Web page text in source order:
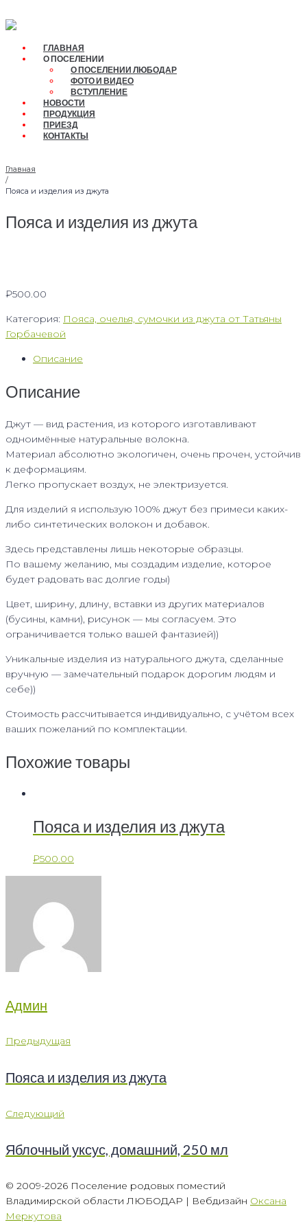
к
контентуГЛАВНАЯ
О ПОСЕЛЕНИИ
О ПОСЕЛЕНИИ ЛЮБОДАР
ФОТО И ВИДЕО
ВСТУПЛЕНИЕ
НОВОСТИ
ПРОДУКЦИЯ
ПРИЕЗД
КОНТАКТЫ
Главная
/
Пояса и изделия из джута
Пояса и изделия из джута
₽500.00
Категория: Пояса, очелья, сумочки из джута от Татьяны
Горбачевой
Описание
Описание
Джут — вид растения, из которого изготавливают
одноимённые натуральные волокна.
Материал абсолютно экологичен, очень прочен, устойчив
к деформациям.
Легко пропускает воздух, не электризуется.
Для изделий я использую 100% джут без примеси каких-
либо синтетических волокон и добавок.
Здесь представлены лишь некоторые образцы.
По вашему желанию, мы создадим изделие, которое
будет радовать вас долгие годы)
Цвет, ширину, длину, вставки из других материалов
(бусины, камни), рисунок — мы согласуем. Это
ограничивается только вашей фантазией))
Уникальные изделия из натурального джута, сделанные
вручную — замечательный подарок дорогим людям и
себе))
Стоимость рассчитывается индивидуально, с учётом всех
ваших пожеланий по комплектации.
Похожие товары
Пояса и изделия из джута
₽500.00
Админ
Навигация
записям
Предыдущая
Предыдущая
Пояса и изделия из джута
Следующий
Следующий
Яблочный уксус, домашний, 250 мл
© 2009-2026 Поселение родовых поместий
Владимирской области ЛЮБОДАР | Вебдизайн Оксана
Меркутова